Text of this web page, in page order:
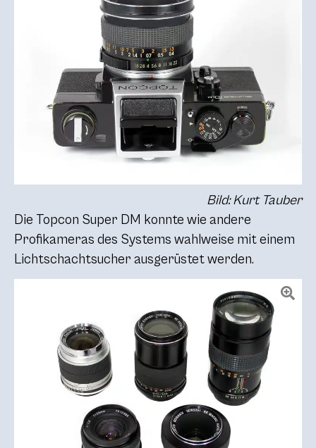
Bild: Kurt Tauber
Die Topcon Super DM konnte wie andere
Profikameras des Systems wahlweise mit einem
Lichtschachtsucher ausgerüstet werden.